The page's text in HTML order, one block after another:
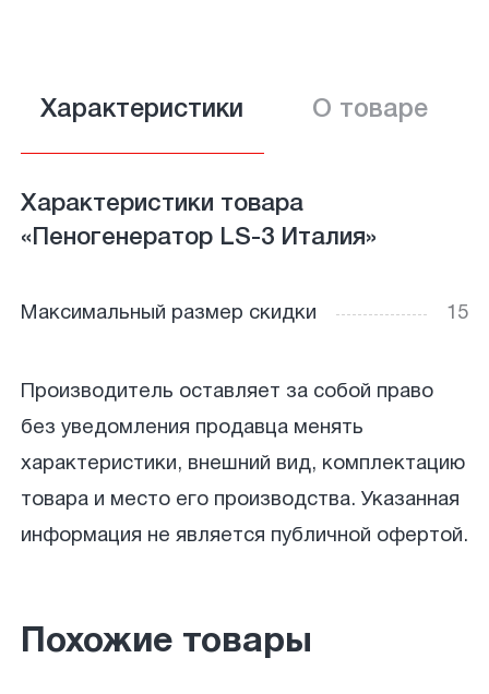
Характеристики О товаре
Характеристики товара
«Пеногенератор LS-3 Италия»
Максимальный размер скидки 15
Производитель оставляет за собой право
без уведомления продавца менять
характеристики, внешний вид, комплектацию
товара и место его производства. Указанная
информация не является публичной офертой.
Похожие товары